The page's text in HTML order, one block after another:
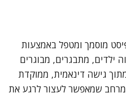
מוסמך ומטפל באמצעות
ילדים, מתבגרים, מבוגרים
גישה דינאמית, ממוקדת
מרחב שמאפשר לעצור לרגע את